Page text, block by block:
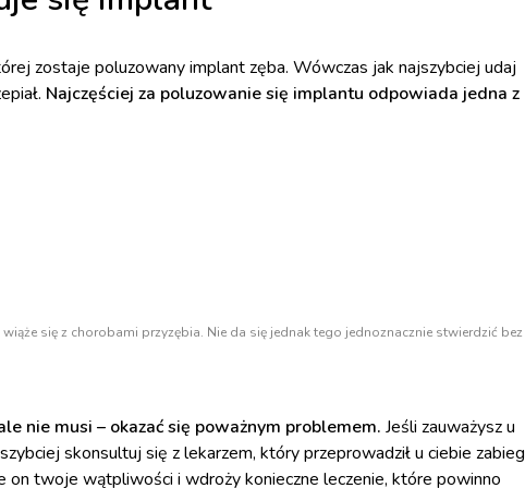
zostaje poluzowany implant zęba. Wówczas jak najszybciej udaj
Najczęściej za poluzowanie się implantu odpowiada jedna z
się z chorobami przyzębia. Nie da się jednak tego jednoznacznie stwierdzić bez
nie musi – okazać się poważnym problemem. Jeśli zauważysz u
skonsultuj się z lekarzem, który przeprowadził u ciebie zabieg
twoje wątpliwości i wdroży konieczne leczenie, które powinno